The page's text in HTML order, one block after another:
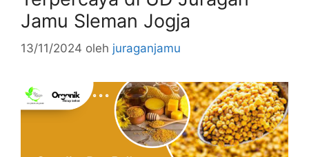
Jamu Sleman Jogja
13/11/2024 oleh juraganjamu